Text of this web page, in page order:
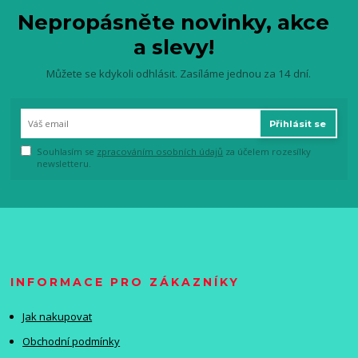
Nepropásněte novinky, akce
a slevy!
Můžete se kdykoli odhlásit. Zasíláme jednou za 14 dní.
Přihlásit se
Souhlasím se zpracováním osobních údajů za účelem rozesílky
newsletteru.
INFORMACE PRO ZÁKAZNÍKY
Jak nakupovat
Obchodní podmínky